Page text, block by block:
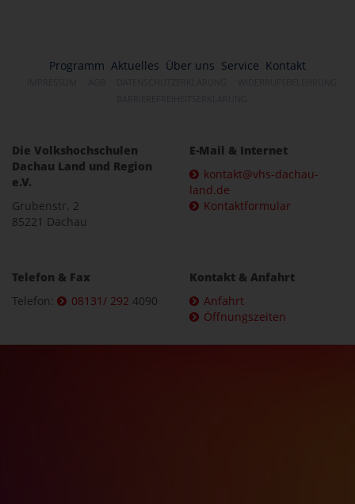
Programm Aktuelles Über uns Service Kontakt
Die Volkshochschulen
Dachau Land und Region
e.V.
Grubenstr. 2
85221 Dachau
E-Mail & Internet
kontakt@vhs-dachau-
land.de
Kontaktformular
Telefon & Fax
Telefon:
08131/ 292 4090
Kontakt & Anfahrt
Anfahrt
Öffnungszeiten